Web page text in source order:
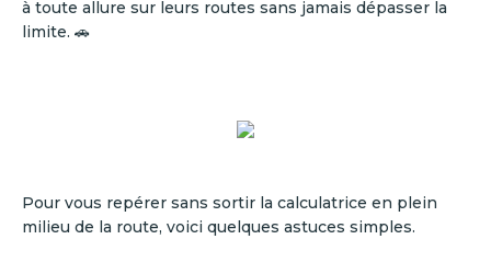
à toute allure sur leurs routes sans jamais dépasser la
limite. 🚗
Pour vous repérer sans sortir la calculatrice en plein
milieu de la route, voici quelques astuces simples.